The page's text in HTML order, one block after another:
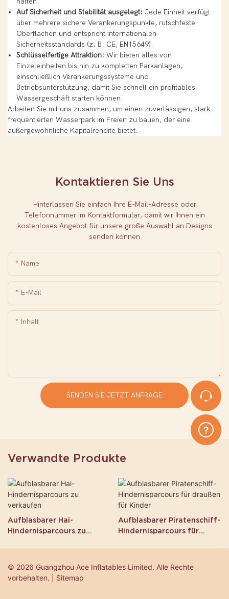
Auf Sicherheit und Stabilität ausgelegt: Jede Einheit verfügt
über mehrere sichere Verankerungspunkte, rutschfeste
Oberflächen und entspricht internationalen
Sicherheitsstandards (z. B. CE, EN15649).
Schlüsselfertige Attraktion: Wir bieten alles von
Einzeleinheiten bis hin zu kompletten Parkanlagen,
einschließlich Verankerungssysteme und
Betriebsunterstützung, damit Sie schnell ein profitables
Wassergeschäft starten können.
Arbeiten Sie mit uns zusammen, um einen zuverlässigen, stark
frequentierten Wasserpark im Freien zu bauen, der eine
außergewöhnliche Kapitalrendite bietet.
Kontaktieren Sie Uns
Hinterlassen Sie einfach Ihre E-Mail-Adresse oder
Telefonnummer im Kontaktformular, damit wir Ihnen ein
kostenloses Angebot für unsere große Auswahl an Designs
senden können
Name
E-Mail
Inhalt
SENDEN SIE JETZT ANFRAGE
Verwandte Produkte
Aufblasbarer Hai-
Hindernisparcours zu
Aufblasbarer Piratenschiff-
Hindernisparcours für
© 2026 Guangzhou Ace Inflatables Limited. Alle Rechte
vorbehalten. | Sitemap